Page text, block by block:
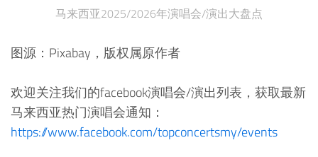
马来西亚2025/2026年演唱会/演出大盘点
图源：Pixabay，版权属原作者
欢迎关注我们的facebook演唱会/演出列表，获取最新
马来西亚热门演唱会通知：
https://www.facebook.com/topconcertsmy/events